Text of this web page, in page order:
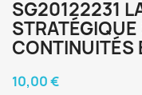
SG20122231
CONTINUITÉS
10,00 €